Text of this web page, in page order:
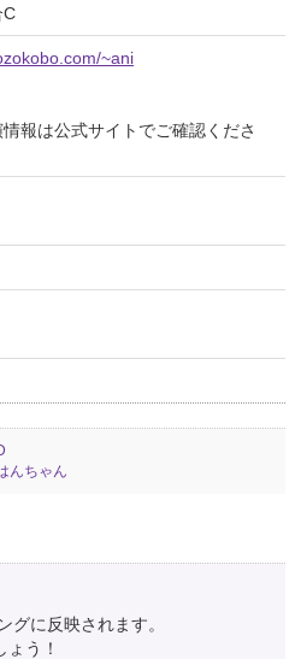
C
~ani
報は公式サイトでご確認くださ
んちゃん
グに反映されます。
う！